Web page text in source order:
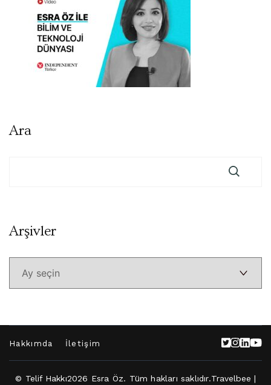
Ara
ArşivlerArşivler
Hakkımda İletişim
© Telif Hakkı2026 Esra Öz. Tüm hakları saklıdır.Travelbee |